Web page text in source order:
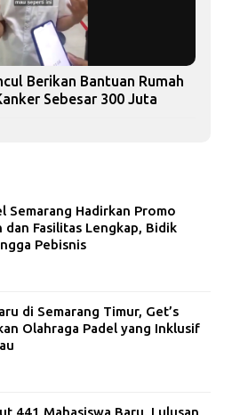
Berikan Bantuan Rumah
Sebesar 300 Juta
Semarang Hadirkan Promo
dan Fasilitas Lengkap, Bidik
Pebisnis
di Semarang Timur, Get’s
Olahraga Padel yang Inklusif
441 Mahasiswa Baru, Lulusan